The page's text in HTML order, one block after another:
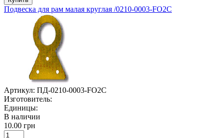
Подвеска для рам малая круглая /0210-0003-FO2C
Артикул: ПД-0210-0003-FO2C
Изготовитель:
Единицы:
В наличии
10.00 грн